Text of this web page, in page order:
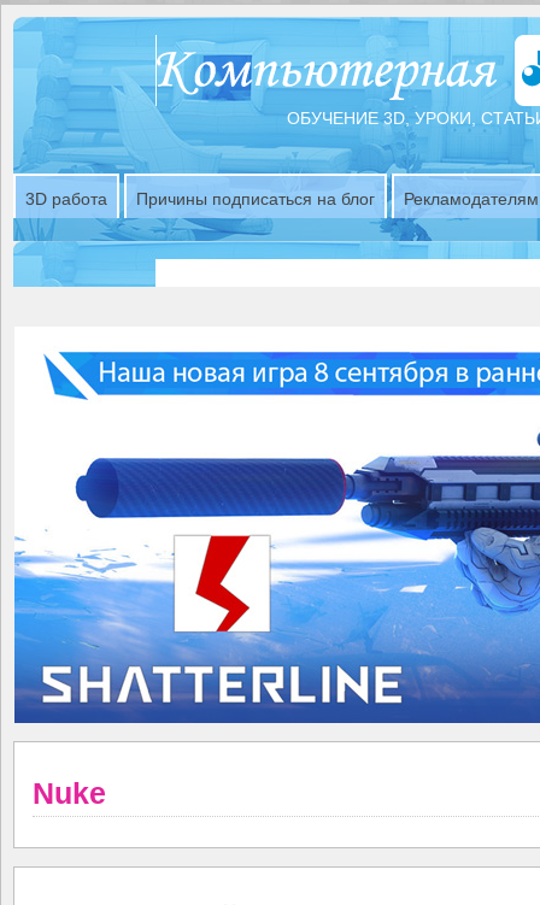
ОБУЧЕНИЕ 3D, УРОКИ,
3D работа Причины подписаться на блог Рекламодателям
Nuke